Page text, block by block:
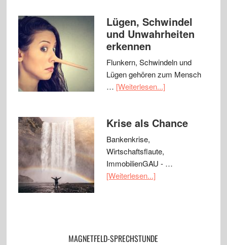
Lügen, Schwindel
und Unwahrheiten
erkennen
Flunkern, Schwindeln und
Lügen gehören zum Mensch
… [Weiterlesen...]
Krise als Chance
Bankenkrise,
Wirtschaftsflaute,
ImmobilienGAU - …
[Weiterlesen...]
MAGNETFELD-SPRECHSTUNDE